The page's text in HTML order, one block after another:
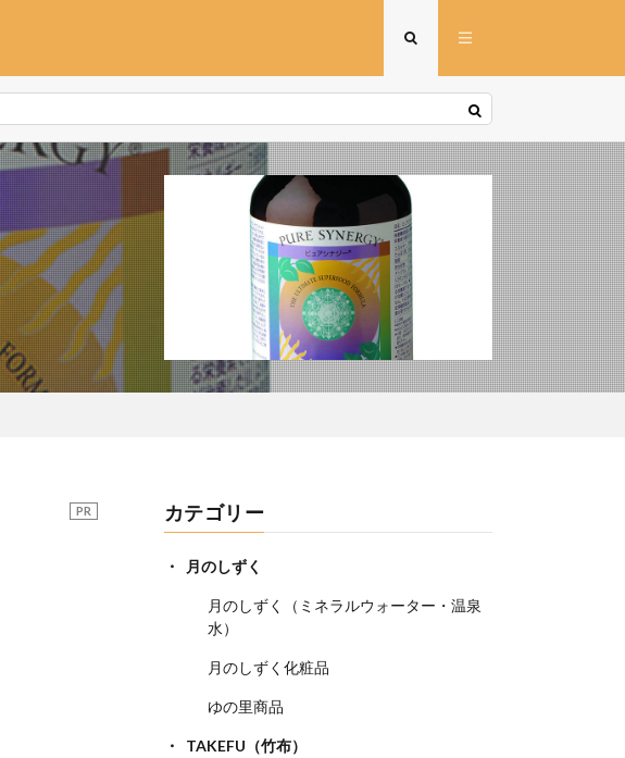
PR カテゴリー
月のしずく
月のしずく（ミネラルウォーター・温泉
水）
月のしずく化粧品
ゆの里商品
TAKEFU（竹布）